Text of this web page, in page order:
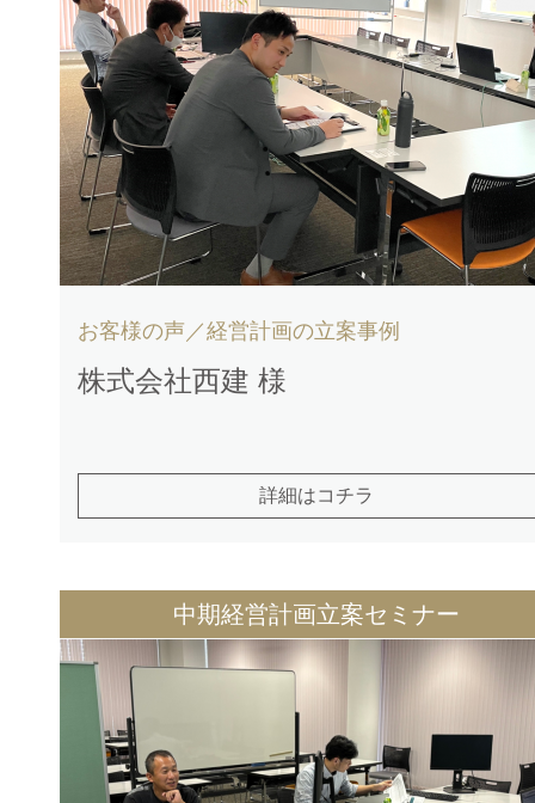
お客様の声／経営計画の立案事例
株式会社西建 様
詳細はコチラ
中期経営計画立案セミナー